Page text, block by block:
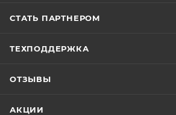
СТАТЬ ПАРТНЕРОМ
ТЕХПОДДЕРЖКА
ОТЗЫВЫ
АКЦИИ